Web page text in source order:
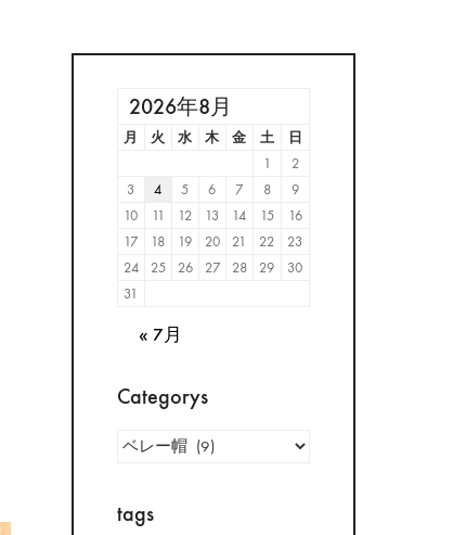
2026年8月
月 火 水 木 金 土
日
1
2
3
4 5 6 7 8
9
10
11 12 13 14 15
16
17
18 19 20 21 22
23
24
25 26 27 28 29
30
31
« 7月
Categorys
tags